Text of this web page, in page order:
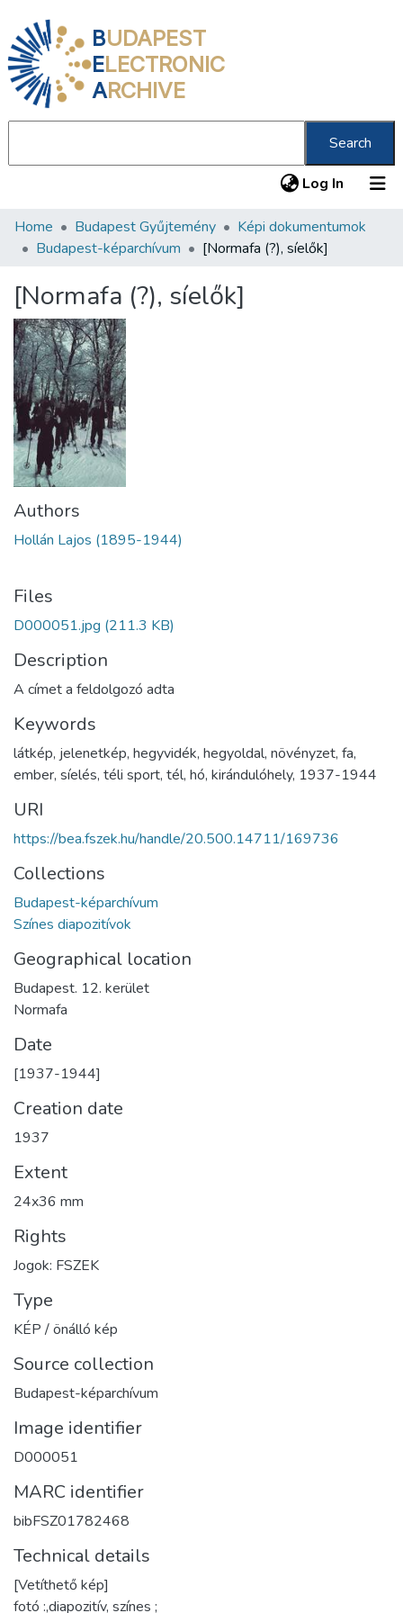
BUDAPEST
ELECTRONIC
ARCHIVE
Search
Log In (current)
Communities & Collections
Statistics
About us
Home Budapest Gyűjtemény
Képi dokumentumok
Budapest-képarchívum
[Normafa (?), síelők]
[Normafa (?), síelők]
Authors
Hollán Lajos (1895-1944)
Files
D000051.jpg (211.3 KB)
Description
A címet a feldolgozó adta
Keywords
látkép, jelenetkép, hegyvidék, hegyoldal, növényzet, fa,
ember, síelés, téli sport, tél, hó, kirándulóhely, 1937-1944
URI
https://bea.fszek.hu/handle/20.500.14711/169736
Collections
Budapest-képarchívum
Színes diapozitívok
Geographical location
Budapest. 12. kerület
Normafa
Date
[1937-1944]
Creation date
1937
Extent
24x36 mm
Rights
Jogok: FSZEK
Type
KÉP / önálló kép
Source collection
Budapest-képarchívum
Image identifier
D000051
MARC identifier
bibFSZ01782468
Technical details
[Vetíthető kép]
fotó :,diapozitív, színes ;